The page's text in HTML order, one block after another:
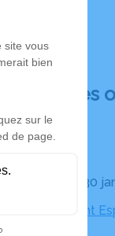
Déroulé des
Le mardi 30
Église Saint